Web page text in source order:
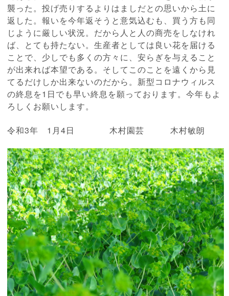
襲った。投げ売りするよりはましだとの思いから土に
返した。報いを今年返そうと意気込むも、買う方も同
じように厳しい状況。だから人と人の商売をしなけれ
ば、とても持たない。生産者としては良い花を届ける
ことで、少しでも多くの方々に、安らぎを与えること
が出来れば本望である。そしてこのことを遠くから見
てるだけしか出来ないのだから。新型コロナウィルス
の終息を1日でも早い終息を願っております。今年もよ
ろしくお願いします。
令和3年 1月4日 木村園芸 木村敏朗